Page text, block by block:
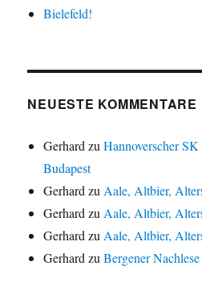
Bielefeld!
NEUESTE KOMMENTARE
Gerhard zuHannoverscher SK
Budapest
Gerhard zu Aale, Altbier,
Gerhard zu Aale, Altbier,
Gerhard zu Aale, Altbier,
Gerhard zuBergener Nachlese